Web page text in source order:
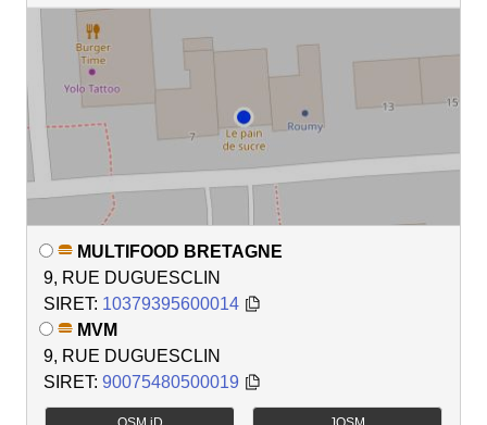
MULTIFOOD BRETAGNE
9, RUE DUGUESCLIN
SIRET: 10379395600014
MVM
9, RUE DUGUESCLIN
SIRET: 90075480500019